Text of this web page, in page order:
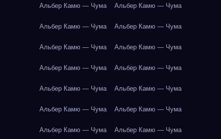
Альбер Камю — Чума Альбер Камю — Чума
Альбер Камю — Чума Альбер Камю — Чума
Альбер Камю — Чума Альбер Камю — Чума
Альбер Камю — Чума Альбер Камю — Чума
Альбер Камю — Чума Альбер Камю — Чума
Альбер Камю — Чума Альбер Камю — Чума
Альбер Камю — Чума Альбер Камю — Чума